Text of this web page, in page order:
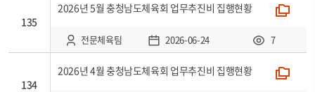
135
2026년 5월 충청남 도체육회 업무추진비 집행현황
전문체육팀 2026-06-24 7
134
2026년 4월 충청남 도체육회 업무추진비 집행현황